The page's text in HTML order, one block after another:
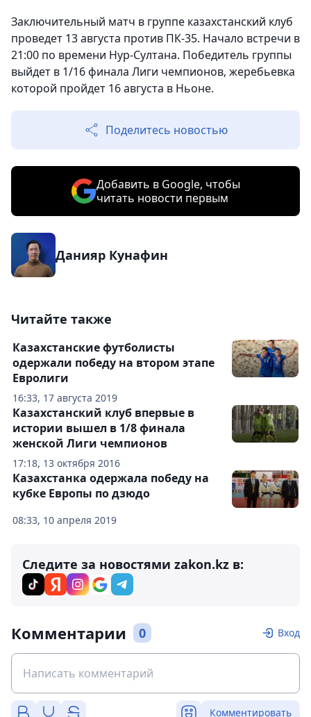
Заключительный матч в группе казахстанский клуб
проведет 13 августа против ПК-35. Начало встречи в
21:00 по времени Нур-Султана. Победитель группы
выйдет в 1/16 финала Лиги чемпионов, жеребьевка
которой пройдет 16 августа в Ньоне.
Поделитесь новостью
Добавить в Google, чтобы
читать новости первым
Данияр Кунафин
Читайте также
16:33, 17 августа 2019
Казахстанские футболисты
одержали победу на втором этапе
Евролиги
17:18, 13 октября 2016
Казахстанский клуб впервые в
истории вышел в 1/8 финала
женской Лиги чемпионов
08:33, 10 апреля 2019
Казахстанка одержала победу на
кубке Европы по дзюдо
Следите за новостями zakon.kz в:
Комментарии 0 Вход
Комментировать